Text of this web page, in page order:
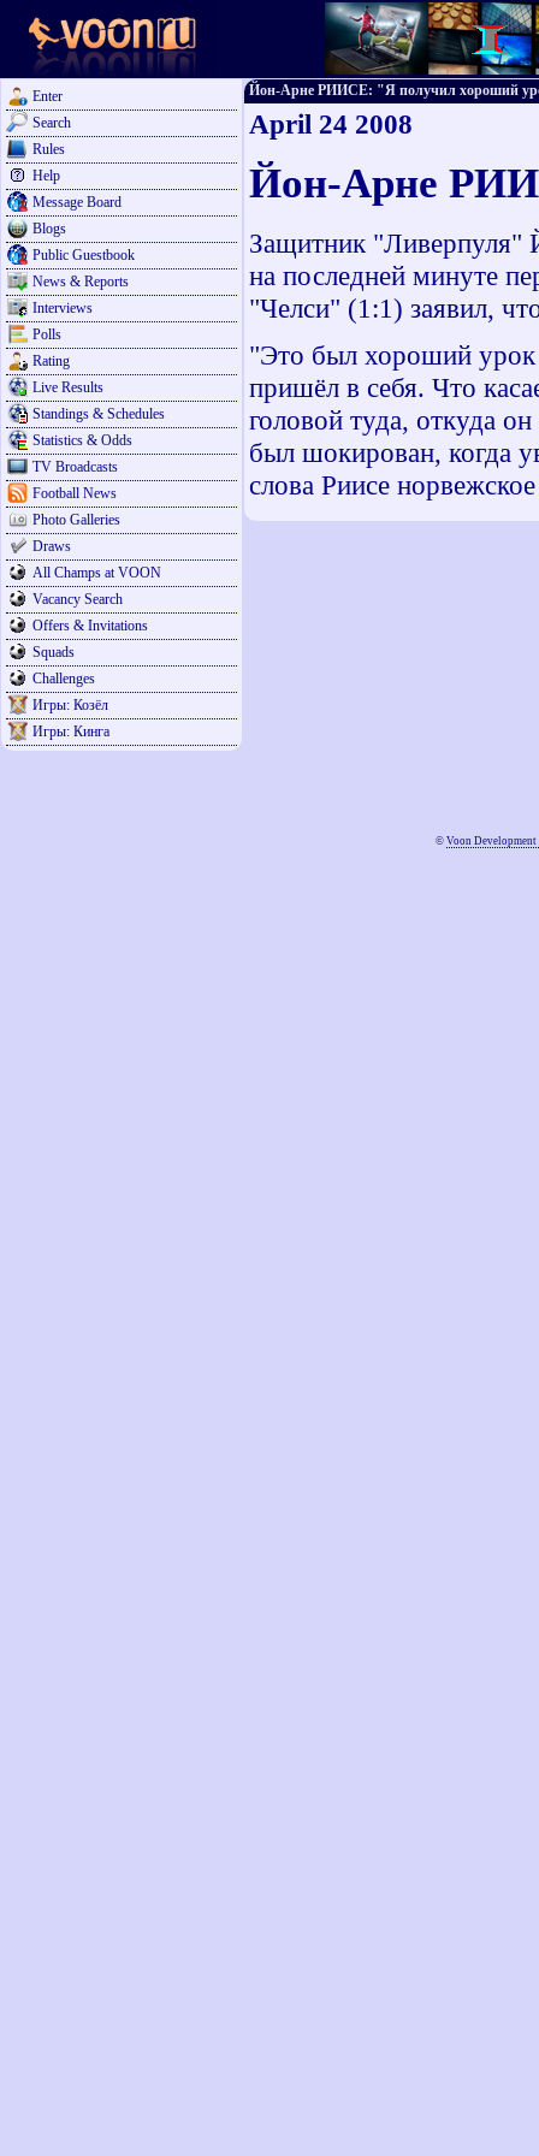
Enter
Search
Rules
Help
Message Board
Blogs
Public Guestbook
News & Reports
Interviews
Polls
Rating
Live Results
Standings & Schedules
Statistics & Odds
TV Broadcasts
Football News
Photo Galleries
Draws
All Champs at VOON
Vacancy Search
Offers & Invitations
Squads
Challenges
Игры: Козёл
Игры: Кинга
Йон-Арне РИИСЕ: "Я получил хороший
April 24 2008
Йон-Арне
Защитник "Ливерпуля"
на последней минуте
"Челси" (1:1) заявил,
"Это был хороший урок
пришёл в себя. Что
головой туда, откуда
был шокирован, когда
слова Риисе
© Voon Development